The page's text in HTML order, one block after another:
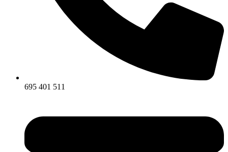
695 401 511